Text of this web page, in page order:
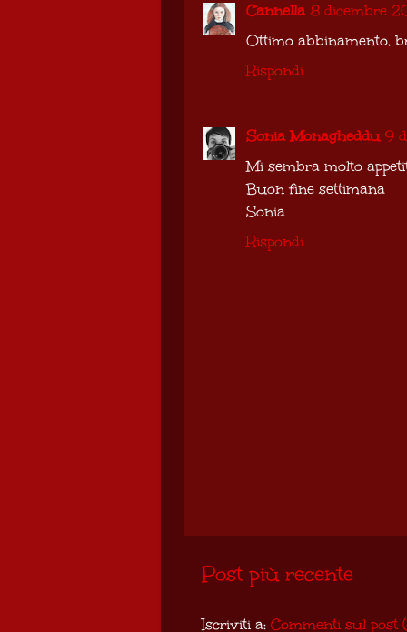
Cannella 8 dicembre
Ottimo abbinamento,
Rispondi
Sonia Monagheddu 9
Mi sembra molto
Buon fine settimana
Sonia
Rispondi
Post più recente
Iscriviti a: Commenti sul post